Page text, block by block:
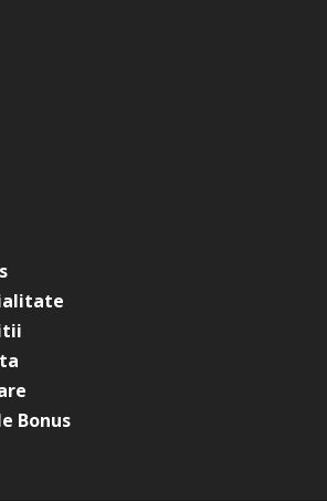
Bonus